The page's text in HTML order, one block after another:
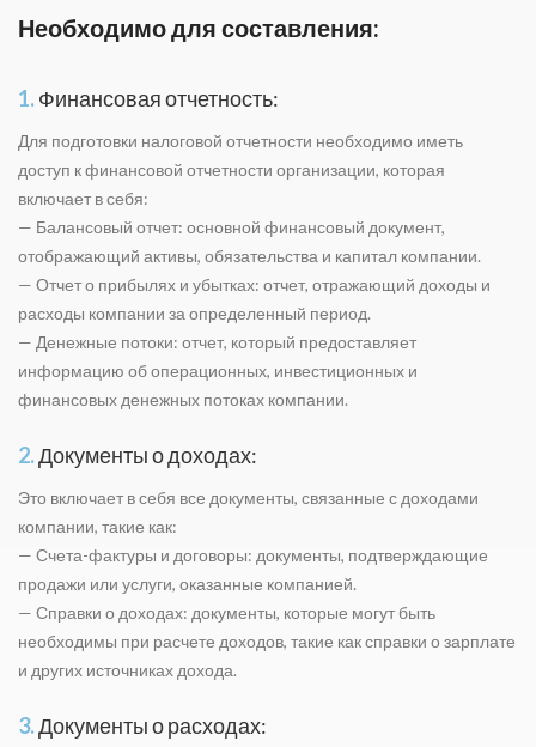
Необходимо для составления:
1.Финансовая отчетность:
Для подготовки налоговой отчетности необходимо иметь
доступ к финансовой отчетности организации, которая
включает в себя:
— Балансовый отчет: основной финансовый документ,
отображающий активы, обязательства и капитал компании.
— Отчет о прибылях и убытках: отчет, отражающий доходы и
расходы компании за определенный период.
— Денежные потоки: отчет, который предоставляет
информацию об операционных, инвестиционных и
финансовых денежных потоках компании.
2.Документы о доходах:
Это включает в себя все документы, связанные с доходами
компании, такие как:
— Счета-фактуры и договоры: документы, подтверждающие
продажи или услуги, оказанные компанией.
— Справки о доходах: документы, которые могут быть
необходимы при расчете доходов, такие как справки о зарплате
и других источниках дохода.
3.Документы о расходах: